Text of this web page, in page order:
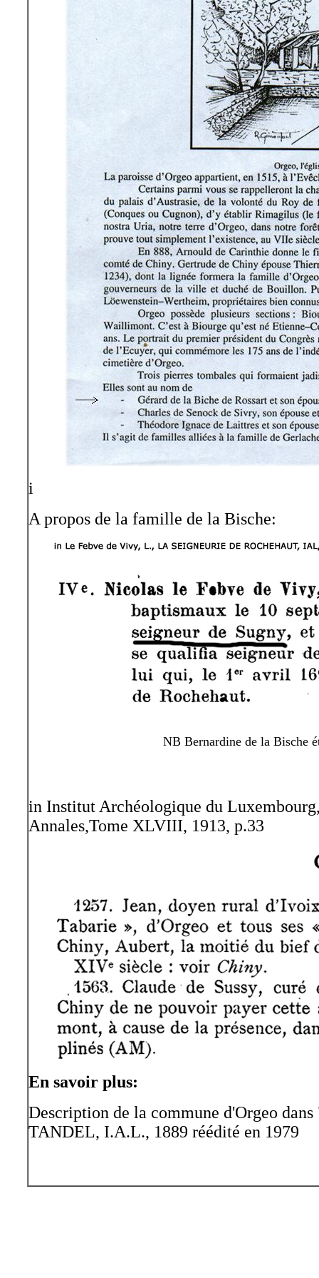
i
A propos de la famille de la Bische:
NB Bernardine de la Bische
in Institut Archéologique du
Annales,Tome XLVIII, 1913, p.33
En savoir plus:
Description de la commune d'Orgeo dans
TANDEL, I.A.L., 1889 réédité en 1979